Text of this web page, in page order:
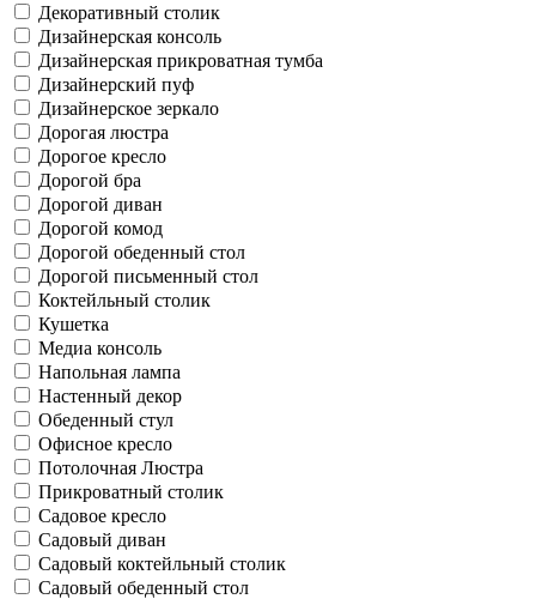
Декоративный столик
Дизайнерская консоль
Дизайнерская прикроватная тумба
Дизайнерский пуф
Дизайнерское зеркало
Дорогая люстра
Дорогое кресло
Дорогой бра
Дорогой диван
Дорогой комод
Дорогой обеденный стол
Дорогой письменный стол
Коктейльный столик
Кушетка
Медиа консоль
Напольная лампа
Настенный декор
Обеденный стул
Офисное кресло
Потолочная Люстра
Прикроватный столик
Садовое кресло
Садовый диван
Садовый коктейльный столик
Садовый обеденный стол